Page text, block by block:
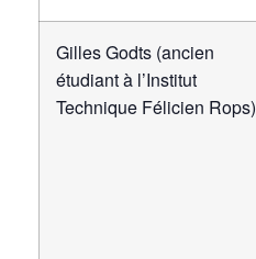
Gilles Godts (ancien
étudiant à l’Institut
Technique Félicien Rops)